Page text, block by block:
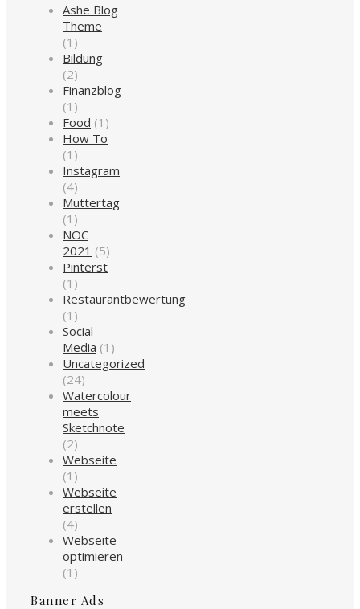
Ashe Blog
Theme
(1)
Bildung
(2)
Finanzblog
(1)
Food (1)
How To
(1)
Instagram
(4)
Muttertag
(1)
NOC
2021 (5)
Pinterst
(1)
Restaurantbewertung
(1)
Social
Media (1)
Uncategorized
(24)
Watercolour
meets
Sketchnote
(2)
Webseite
(1)
Webseite
erstellen
(4)
Webseite
optimieren
(1)
Banner Ads